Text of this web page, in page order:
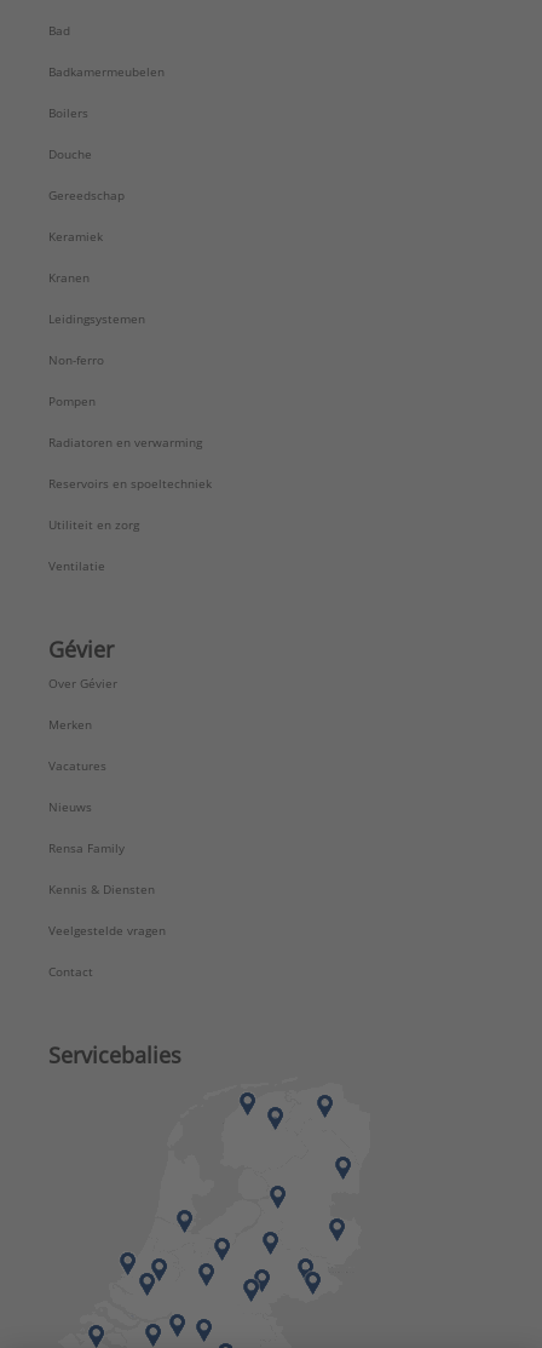
Bad
Badkamermeubelen
Boilers
Douche
Gereedschap
Keramiek
Kranen
Leidingsystemen
Non-ferro
Pompen
Radiatoren en verwarming
Reservoirs en spoeltechniek
Utiliteit en zorg
Ventilatie
Gévier
Over Gévier
Merken
Vacatures
Nieuws
Rensa Family
Kennis & Diensten
Veelgestelde vragen
Contact
Servicebalies